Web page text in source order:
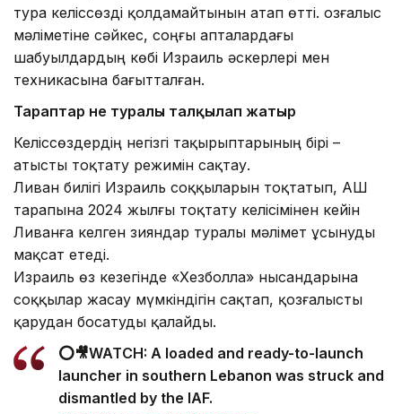
тура келіссөзді қолдамайтынын атап өтті. Қозғалыс
мәліметіне сәйкес, соңғы апталардағы
шабуылдардың көбі Израиль әскерлері мен
техникасына бағытталған.
Тараптар не туралы талқылап жатыр
Келіссөздердің негізгі тақырыптарының бірі –
атысты тоқтату режимін сақтау.
Ливан билігі Израиль соққыларын тоқтатып, АҚШ
тарапына 2024 жылғы тоқтату келісімінен кейін
Ливанға келген зияндар туралы мәлімет ұсынуды
мақсат етеді.
Израиль өз кезегінде «Хезболла» нысандарына
соққылар жасау мүмкіндігін сақтап, қозғалысты
қарудан босатуды қалайды.
⭕️🎥WATCH: A loaded and ready-to-launch
launcher in southern Lebanon was struck and
dismantled by the IAF.